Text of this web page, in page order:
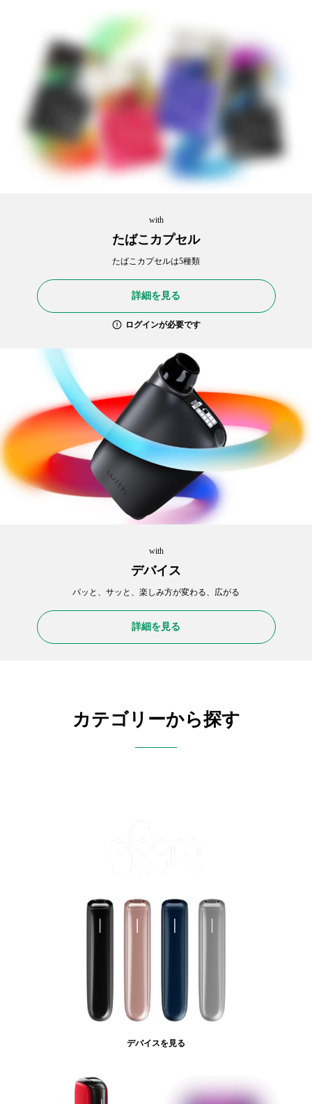
with
たばこカプセル
たばこカプセルは5種類
詳細を見る
ログインが必要です
with
デバイス
パッと、サッと、楽しみ方が変わる、広がる
詳細を見る
カテゴリーから探す
デバイスを見る